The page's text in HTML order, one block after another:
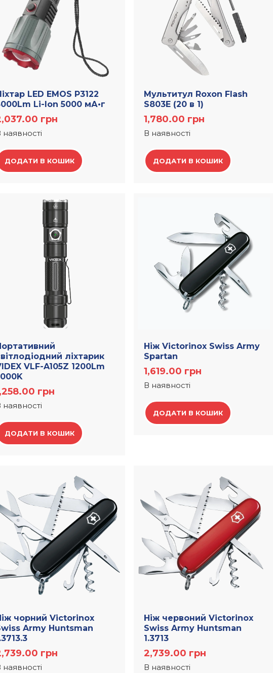
LED EMOS P3122
Li-Ion 5000 мА•г
грн
наявності
ДОДАТИ В КОШИК
Мультитул Roxon Flash
S803E (20 в 1)
1,780.00 грн
В наявності
ДОДАТИ В КОШИК
ліхтарик
VLF-A105Z 1200Lm
грн
наявності
ДОДАТИ В КОШИК
Ніж Victorinox Swiss Army
Spartan
1,619.00 грн
В наявності
ДОДАТИ В КОШИК
чорний Victorinox
Army Huntsman
грн
наявності
Ніж червоний Victorinox
Swiss Army Huntsman
1.3713
2,739.00 грн
В наявності